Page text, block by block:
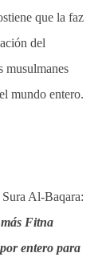
que la faz
del
musulmanes
mundo entero.
Al-Baqara:
Fitna
entero para